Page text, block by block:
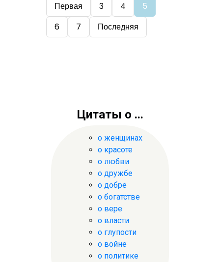
Первая 3 4
5
6
7 Последняя
Цитаты о ...
о женщинах
о красоте
о любви
о дружбе
о добре
о богатстве
о вере
о власти
о глупости
о войне
о политике